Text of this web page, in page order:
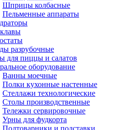
Шприцы колбасные
Пельменные аппараты
разрубочные
для пиццы и салатов
оборудование
Ванны моечные
Полки кухонные настенные
Стеллажи технологические
Столы производственные
Тележки сервировочные
Урны для фудкорта
Подтоварники и подставки